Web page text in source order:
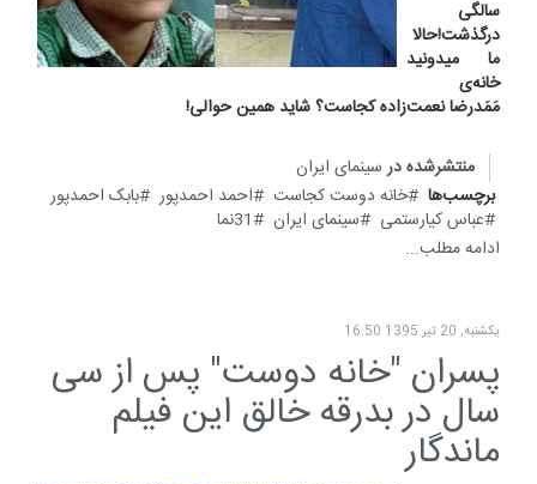
سالگی
درگذشت!حالا
ما میدونید
خانه‌ی
مَمَدرضا نعمت‌زاده کجاست؟ شاید همین حوالی!
منتشرشده در سینمای ایران
برچسب‌ها
خانه دوست کجاست احمد احمدپور
بابک احمدپور
عباس کیارستمی
سینمای ایران
31نما
ادامه مطلب...
یکشنبه, 20 تیر 1395 16:50
پسران "خانه دوست" پس از سی
سال در بدرقه خالق این فیلم
ماندگار